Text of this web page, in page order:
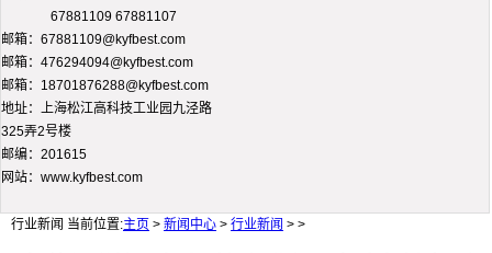
67881109 67881107
邮箱：67881109@kyfbest.com
邮箱：476294094@kyfbest.com
邮箱：18701876288@kyfbest.com
地址：上海松江高科技工业园九泾路
325弄2号楼
邮编：201615
网站：www.kyfbest.com
行业新闻 当前位置:主页 > 新闻中心 > 行业新闻 > >